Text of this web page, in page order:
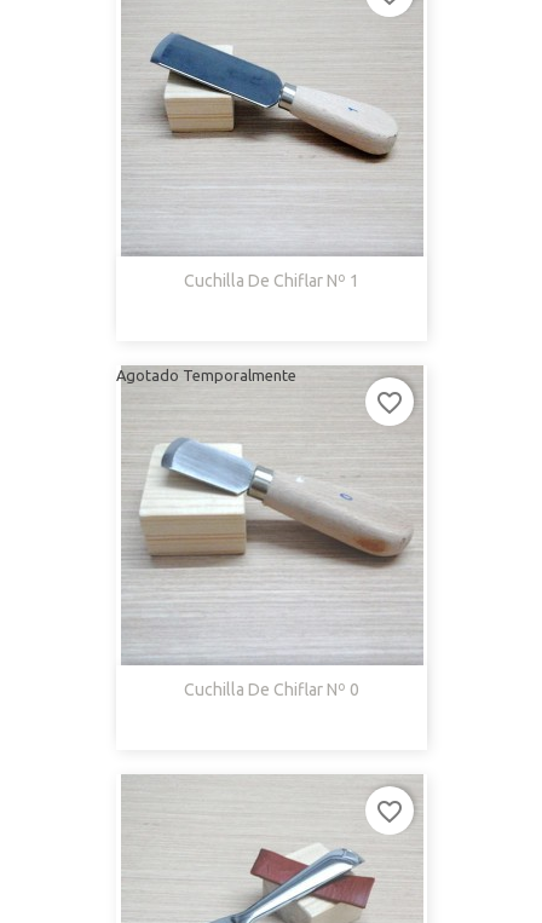
Cuchilla De Chiflar Nº 1
Cuchilla De Chiflar Nº 0
Agotado Temporalmente
favorite_border
favorite_border